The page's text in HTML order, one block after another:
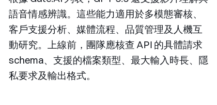
語音情感辨識。這些能力適用於多模態審核、
客戶支援分析、媒體流程、品質管理及人機互
動研究。上線前，團隊應核查 API 的具體請求
schema、支援的檔案類型、最大輸入時長、隱
私要求及輸出格式。